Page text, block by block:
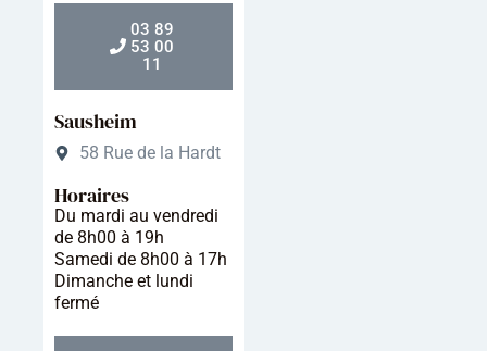
03 89
53 00
11
Sausheim
58 Rue de la Hardt
Horaires
Du mardi au vendredi
de 8h00 à 19h
Samedi de 8h00 à 17h
Dimanche et lundi
fermé